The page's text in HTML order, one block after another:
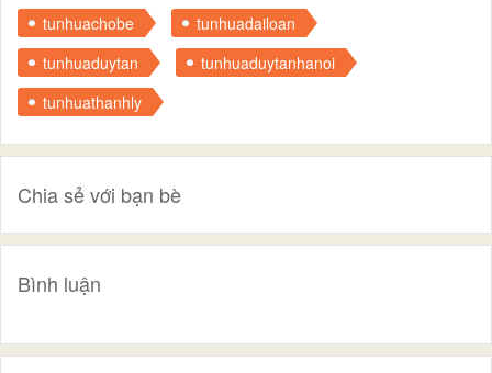
tunhuachobe
tunhuadailoan
tunhuaduytan
tunhuaduytanhanoi
tunhuathanhly
Chia sẻ với bạn bè
Bình luận